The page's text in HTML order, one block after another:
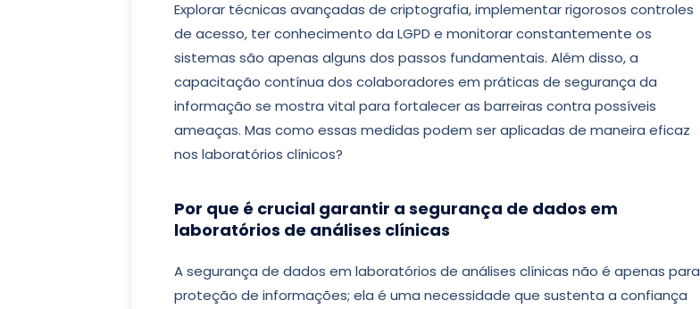
Explorar técnicas avançadas de criptografia, implementar rigorosos controles
de acesso, ter conhecimento da LGPD e monitorar constantemente os
sistemas são apenas alguns dos passos fundamentais. Além disso, a
capacitação contínua dos colaboradores em práticas de segurança da
informação se mostra vital para fortalecer as barreiras contra possíveis
ameaças. Mas como essas medidas podem ser aplicadas de maneira eficaz
nos laboratórios clínicos?
Por que é crucial garantir a segurança de dados em
laboratórios de análises clínicas
A segurança de dados em laboratórios de análises clínicas não é apenas para
proteção de informações; ela é uma necessidade que sustenta a confiança